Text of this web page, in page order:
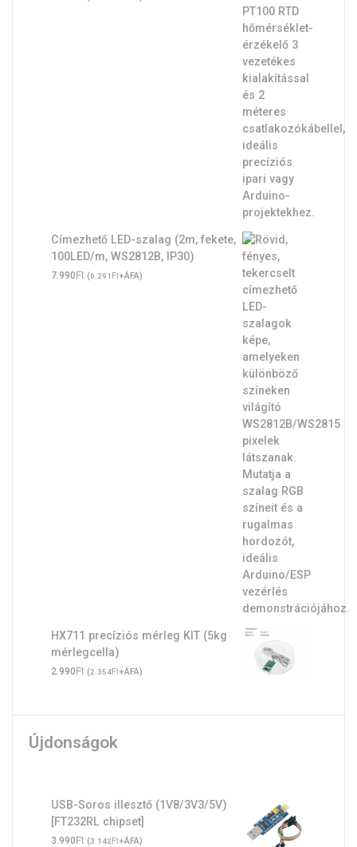
Címezhető LED-szalag (2m, fekete,
100LED/m, WS2812B, IP30)
7.990Ft (6.291 Ft+ÁFA)
HX711 precíziós mérleg KIT (5kg
mérlegcella)
2.990Ft (2.354Ft+ÁFA)
Újdonságok
USB-Soros illesztő (1V8/3V3/5V)
[FT232RL chipset]
3.990Ft (3.142Ft+ÁFA)